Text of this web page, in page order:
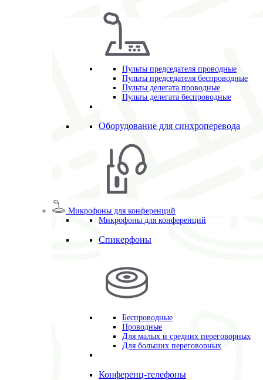
Пульты председателя проводные
Пульты председателя беспроводные
Пульты делегата проводные
Пульты делегата беспроводные
Оборудование для синхроперевода
Микрофоны для конференций
Микрофоны для конференций
Спикерфоны
Беспроводные
Проводные
Для малых и средних переговорных
Для больших переговорных
Конференц-телефоны